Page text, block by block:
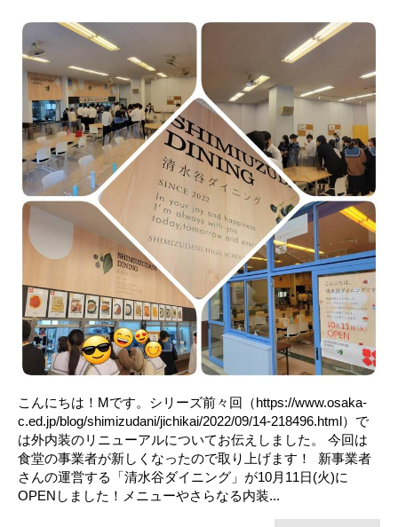
こんにちは！Mです。シリーズ前々回（https://www.osaka-
c.ed.jp/blog/shimizudani/jichikai/2022/09/14-218496.html）で
は外内装のリニューアルについてお伝えしました。 今回は
食堂の事業者が新しくなったので取り上げます！ ㅤ 新事業者
さんの運営する「清水谷ダイニング」が10月11日(火)に
OPENしました！メニューやさらなる内装...